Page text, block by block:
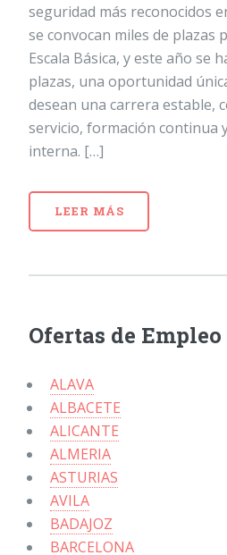
seguridad más reconocidos
se convocan miles de plazas
Escala Básica, y este año se
plazas, una oportunidad
desean una carrera estable,
servicio, formación continua
interna. […]
LEER MÁS
Ofertas de
ALAVA
ALBACETE
ALICANTE
ALMERIA
ASTURIAS
AVILA
BADAJOZ
BARCELONA